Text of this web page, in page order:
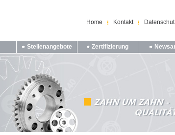
Home Kontakt
Stellenangebote Zertifizierung